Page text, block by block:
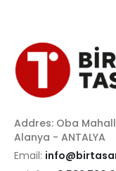
Addres: Oba
Alanya - ANTALYA
Email: